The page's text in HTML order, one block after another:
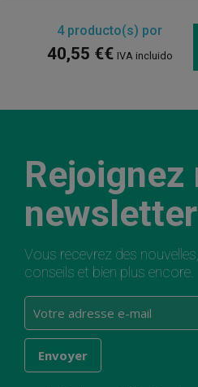
4producto(s) por
40,55 €€ IVA incluido
Rejoignez
Vous recevrez des
conseils et bien plus encore.